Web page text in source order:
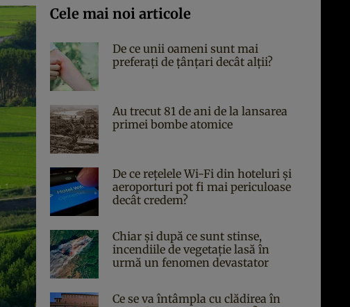
Cele mai noi articole
De ce unii oameni sunt mai
preferați de țânțari decât alții?
Au trecut 81 de ani de la lansarea
primei bombe atomice
De ce rețelele Wi-Fi din hoteluri și
aeroporturi pot fi mai periculoase
decât credem?
Chiar și după ce sunt stinse,
incendiile de vegetație lasă în
urmă un fenomen devastator
Ce se va întâmpla cu clădirea în